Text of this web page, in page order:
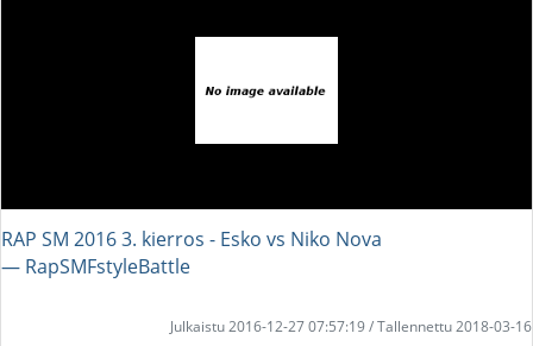
RAP SM 2016 3. kierros - Esko vs Niko Nova
― RapSMFstyleBattle
Julkaistu 2016-12-27 07:57:19 / Tallennettu 2018-03-16